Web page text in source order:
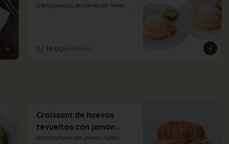
2 empanadas de carne con limón.
S/ 18.00S/ 22.00
Croissant de huevos
revueltos con jamón
inglés y queso
Acompañado con jamón inglés.